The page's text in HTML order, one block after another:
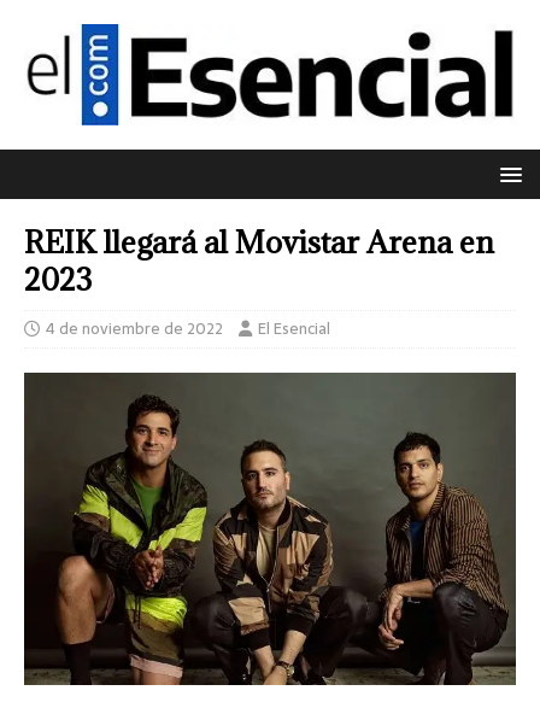
REIK llegará al Movistar Arena en
2023
4 de noviembre de 2022 El Esencial